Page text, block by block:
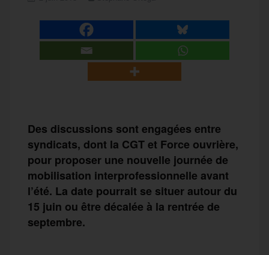
Des discussions sont engagées entre
syndicats, dont la CGT et Force ouvrière,
pour proposer une nouvelle journée de
mobilisation interprofessionnelle avant
l’été. La date pourrait se situer autour du
15 juin ou être décalée à la rentrée de
septembre.